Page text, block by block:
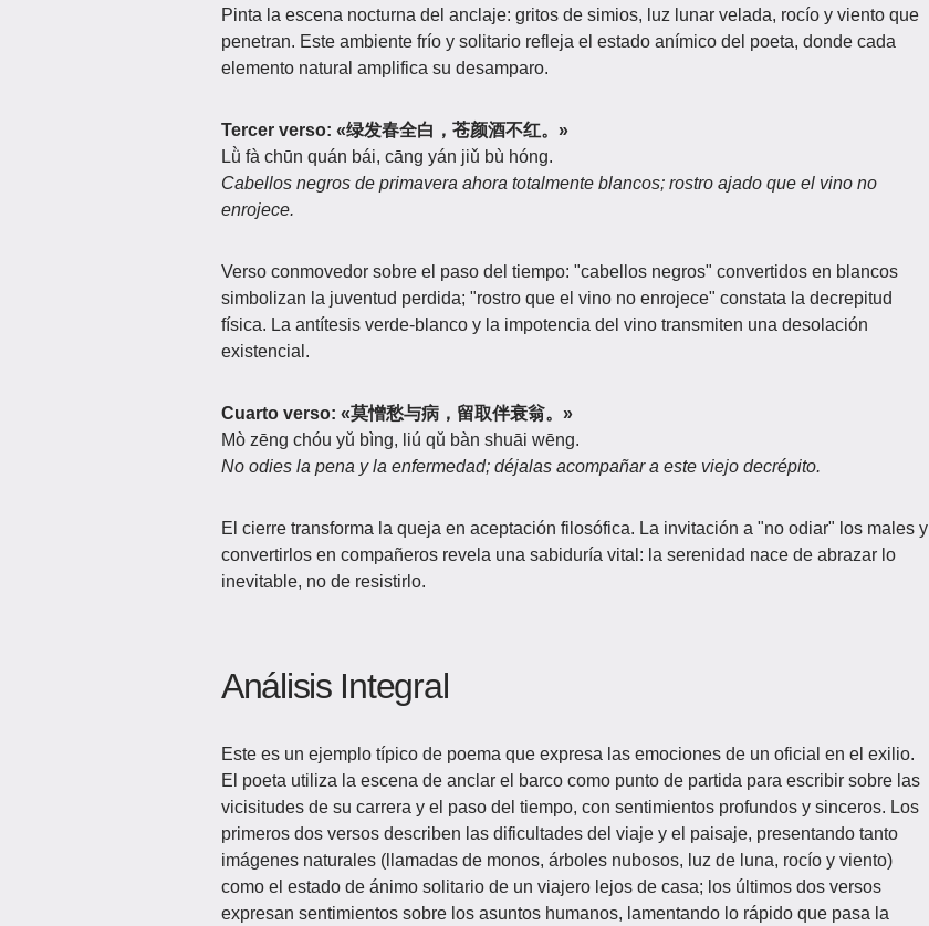
Pinta la escena nocturna del anclaje: gritos de simios, luz lunar velada, rocío y viento que
penetran. Este ambiente frío y solitario refleja el estado anímico del poeta, donde cada
elemento natural amplifica su desamparo.
Tercer verso: «绿发春全白，苍颜酒不红。»
Lǜ fà chūn quán bái, cāng yán jiǔ bù hóng.
Cabellos negros de primavera ahora totalmente blancos; rostro ajado que el vino no
enrojece.
Verso conmovedor sobre el paso del tiempo: "cabellos negros" convertidos en blancos
simbolizan la juventud perdida; "rostro que el vino no enrojece" constata la decrepitud
física. La antítesis verde-blanco y la impotencia del vino transmiten una desolación
existencial.
Cuarto verso: «莫憎愁与病，留取伴衰翁。»
Mò zēng chóu yǔ bìng, liú qǔ bàn shuāi wēng.
No odies la pena y la enfermedad; déjalas acompañar a este viejo decrépito.
El cierre transforma la queja en aceptación filosófica. La invitación a "no odiar" los males y
convertirlos en compañeros revela una sabiduría vital: la serenidad nace de abrazar lo
inevitable, no de resistirlo.
Análisis Integral
Este es un ejemplo típico de poema que expresa las emociones de un oficial en el exilio.
El poeta utiliza la escena de anclar el barco como punto de partida para escribir sobre las
vicisitudes de su carrera y el paso del tiempo, con sentimientos profundos y sinceros. Los
primeros dos versos describen las dificultades del viaje y el paisaje, presentando tanto
imágenes naturales (llamadas de monos, árboles nubosos, luz de luna, rocío y viento)
como el estado de ánimo solitario de un viajero lejos de casa; los últimos dos versos
expresan sentimientos sobre los asuntos humanos, lamentando lo rápido que pasa la